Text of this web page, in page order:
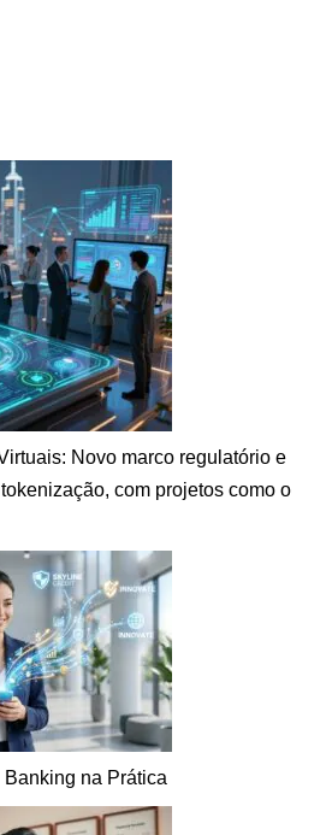
Novo marco regulatório e
com projetos como o
na Prática